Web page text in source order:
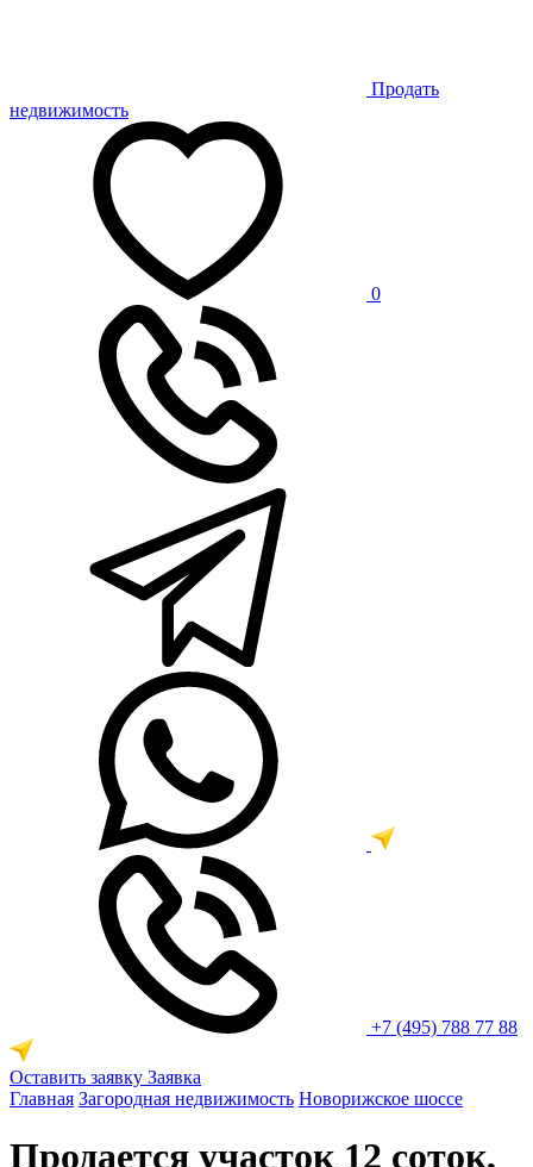
Продать
недвижимость
0
+7 (495) 788 77 88
Оставить заявку Заявка
Главная Загородная недвижимость Новорижское шоссе
Продается участок 12 соток,